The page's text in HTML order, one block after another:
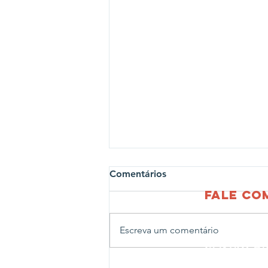
Comentários
Escreva um comentário
fale
CENTRO